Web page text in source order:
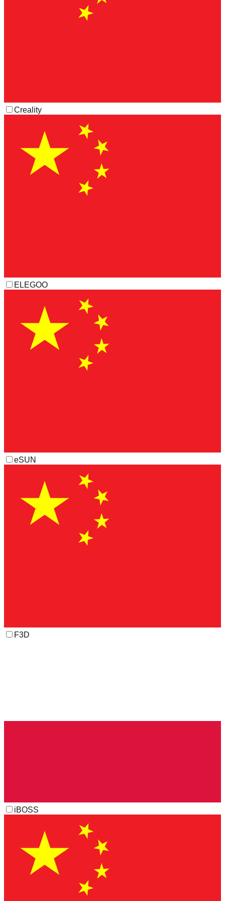
Creality
ELEGOO
eSUN
F3D
iBOSS